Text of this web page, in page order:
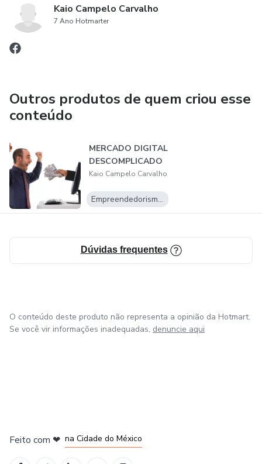
Kaio Campelo Carvalho
7 Ano Hotmarter
Outros produtos de quem criou esse
conteúdo
MERCADO DIGITAL
DESCOMPLICADO
Kaio Campelo Carvalho
Empreendedorismo Digital
Dúvidas frequentes
O conteúdo deste produto não representa a opinião da Hotmart.
Se você vir informações inadequadas, denuncie aqui
Feito com ❤ na Cidade do México